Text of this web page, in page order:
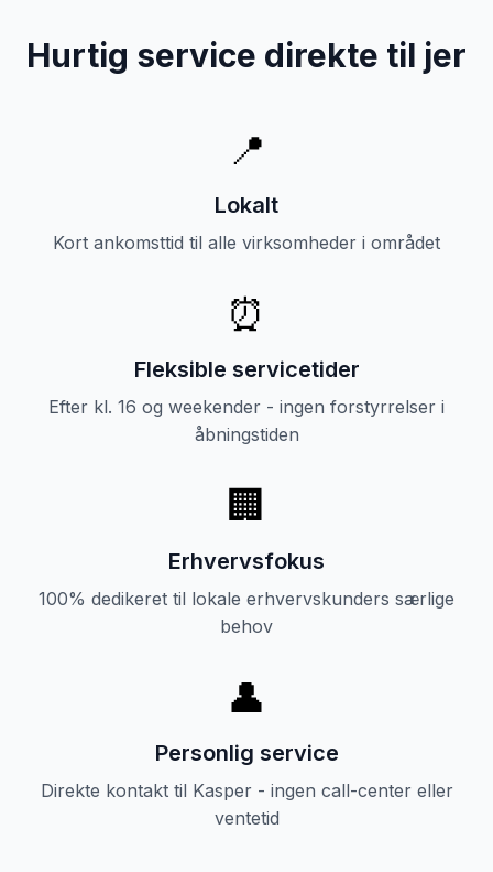
Hurtig service direkte til jer
📍
Lokalt
Kort ankomsttid til alle virksomheder i området
⏰
Fleksible servicetider
Efter kl. 16 og weekender - ingen forstyrrelser i
åbningstiden
🏢
Erhvervsfokus
100% dedikeret til lokale erhvervskunders særlige
behov
👤
Personlig service
Direkte kontakt til Kasper - ingen call-center eller
ventetid